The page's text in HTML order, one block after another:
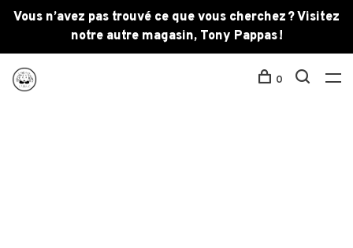
Vous n’avez pas trouvé ce que vous cherchez ? Visitez
notre autre magasin, Tony Pappas !
0